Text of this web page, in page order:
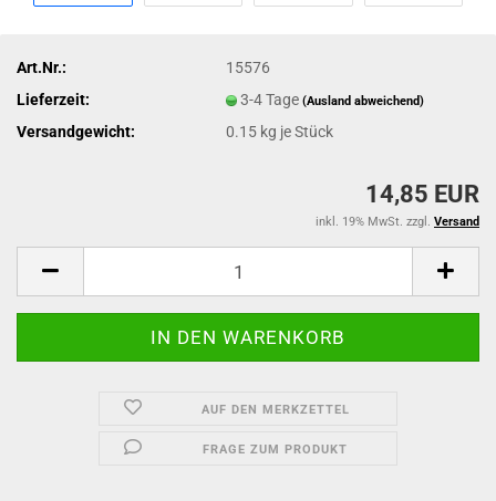
Art.Nr.:
15576
Lieferzeit:
3-4 Tage(Ausland abweichend)
Versandgewicht: 0.15 kg je Stück
14,85 EUR
inkl. 19% MwSt. zzgl. Versand
AUF DEN MERKZETTEL
FRAGE ZUM PRODUKT